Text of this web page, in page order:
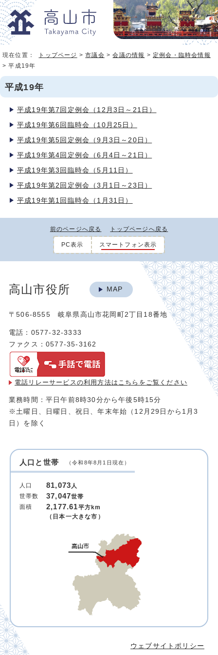
現在位置： トップページ >市議会 >会議の情報 > 定例会・臨時会情報
> 平成19年
平成19年
平成19年第7回定例会（12月3日～21日）
平成19年第6回臨時会（10月25日）
平成19年第5回定例会（9月3日～20日）
平成19年第4回定例会（6月4日～21日）
平成19年第3回臨時会（5月11日）
平成19年第2回定例会（3月1日～23日）
平成19年第1回臨時会（1月31日）
前のページへ戻る トップページへ戻る
PC表示 スマートフォン表示
高山市役所 MAP
〒506-8555 岐阜県高山市花岡町2丁目18番地
電話：0577-32-3333
ファクス：0577-35-3162
電話リレーサービスの利用方法は こちらをご覧ください
業務時間：平日午前8時30分から午後5時15分
※土曜日、日曜日、祝日、年末年始（12月29日から1月3
日）を除く
人口と世帯 （令和8年8月1日現在）
人口 81,073人
世帯数
37,047世帯
面積
2,177.61平方km
（日本一大きな市）
ウェブサイトポリシー